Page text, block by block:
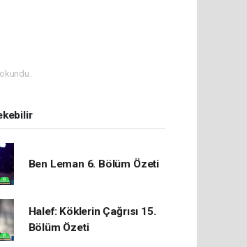
Ben Leman 6. Bölüm Özeti
Halef: Köklerin Çağrısı 15.
Bölüm Özeti